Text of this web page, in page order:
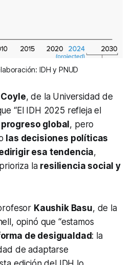
IDH y PNUD
, de la Universidad de
“El IDH 2025 refleja el
global, pero
las decisiones políticas
esa tendencia,
la resiliencia social y
Kaushik Basu, de la
opinó que “estamos
de desigualdad: la
de adaptarse